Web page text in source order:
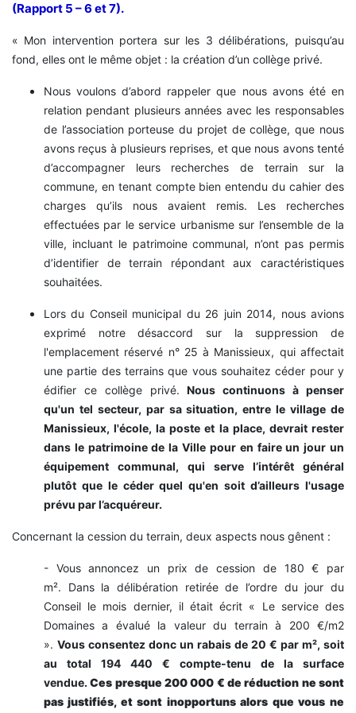
(Rapport 5 – 6 et 7).
« Mon intervention portera sur les 3 délibérations, puisqu’au
fond, elles ont le même objet : la création d’un collège privé.
Nous voulons d’abord rappeler que nous avons été en
relation pendant plusieurs années avec les responsables
de l’association porteuse du projet de collège, que nous
avons reçus à plusieurs reprises, et que nous avons tenté
d’accompagner leurs recherches de terrain sur la
commune, en tenant compte bien entendu du cahier des
charges qu’ils nous avaient remis. Les recherches
effectuées par le service urbanisme sur l’ensemble de la
ville, incluant le patrimoine communal, n’ont pas permis
d’identifier de terrain répondant aux caractéristiques
souhaitées.
Lors du Conseil municipal du 26 juin 2014, nous avions
exprimé notre désaccord sur la suppression de
l'emplacement réservé n° 25 à Manissieux, qui affectait
une partie des terrains que vous souhaitez céder pour y
édifier ce collège privé.Nous continuons à penser
qu'un tel secteur, par sa situation, entre le village de
Manissieux, l'école, la poste et la place, devrait rester
dans le patrimoine de la Ville pour en faire un jour un
équipement communal, qui serve l’intérêt général
plutôt que le céder quel qu'en soit d’ailleurs l'usage
prévu par l’acquéreur.
Concernant la cession du terrain, deux aspects nous gênent :
- Vous annoncez un prix de cession de 180 € par
m². Dans la délibération retirée de l’ordre du jour du
Conseil le mois dernier, il était écrit « Le service des
Domaines a évalué la valeur du terrain à 200 €/m2
». Vous consentez donc un rabais de 20 € par m², soit
au total 194 440 € compte-tenu de la surface
vendue.Ces presque 200 000 € de réduction ne sont
pas justifiés, et sont inopportuns alors que vous ne